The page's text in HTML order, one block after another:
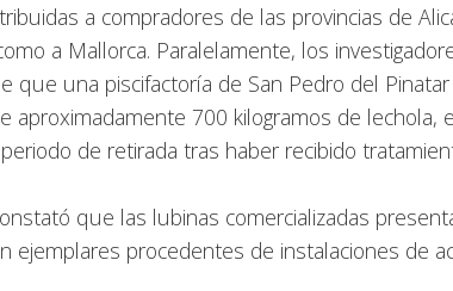
a compradores de las provincias de
a Mallorca. Paralelamente, los
que una piscifactoría de San Pedro del
aproximadamente 700 kilogramos de lechola,
de retirada tras haber recibido
que las lubinas comercializadas
ejemplares procedentes de instalaciones de